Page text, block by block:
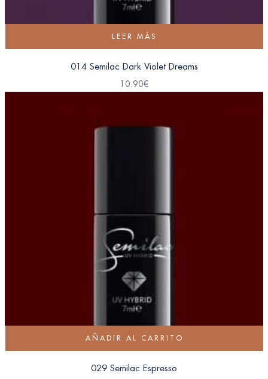
LEER MÁS
014 Semilac Dark Violet Dreams
10.90€
AÑADIR AL CARRITO
029 Semilac Espresso